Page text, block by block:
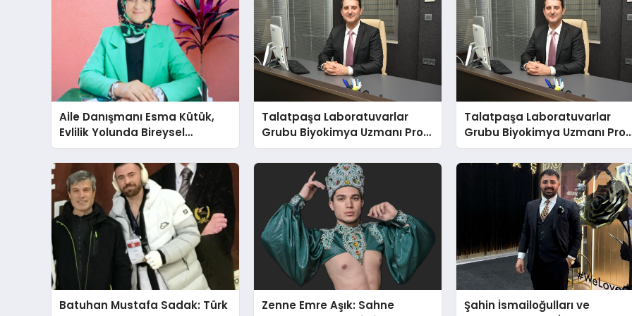
Aile Danışmanı Esma Kütük,
Evlilik Yolunda Bireysel
Farkındalığın ve Sınırların
Gücünü Anlatıyor
Talatpaşa Laboratuvarlar
Grubu Biyokimya Uzmanı Prof.
Dr. Ahmet Var
Talatpaşa Laboratuvarlar
Grubu Biyokimya Uzmanı
Dr. Ahmet Var
Batuhan Mustafa Sadak: Türk
Zenne Emre Aşık: Sahne
Şahin İsmailoğulları ve